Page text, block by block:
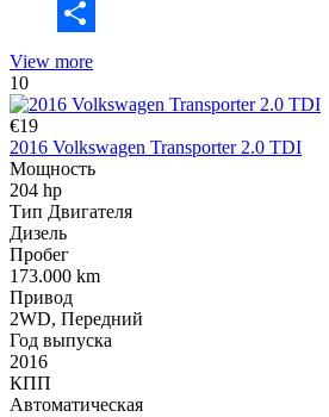
Email
View more
10
€19
2016 Volkswagen Transporter 2.0 TDI
Мощность
204 hp
Тип Двигателя
Дизель
Пробег
173.000 km
Привод
2WD, Передний
Год выпуска
2016
КПП
Автоматическая